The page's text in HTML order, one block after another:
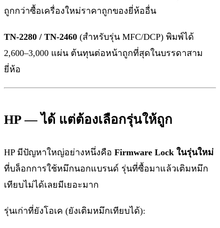
ถูกกว่าซื้อเครื่องใหม่ราคาถูกของยี่ห้ออื่น
TN-2280 / TN-2460 (สำหรับรุ่น MFC/DCP) พิมพ์ได้
2,600–3,000 แผ่น ต้นทุนต่อหน้าถูกที่สุดในบรรดาสาม
ยี่ห้อ
HP — ได้ แต่ต้องเลือกรุ่นให้ถูก
HP มีปัญหาใหญ่อย่างหนึ่งคือ Firmware Lock ในรุ่นใหม่
ที่บล็อกการใช้หมึกนอกแบรนด์ รุ่นที่ซื้อมาแล้วเติมหมึก
เทียบไม่ได้เลยมีเยอะมาก
รุ่นเก่าที่ยังโอเค (ยังเติมหมึกเทียบได้):